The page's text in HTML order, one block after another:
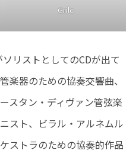
Grilc
リストとしてのCDが出て
楽器のための協奏交響曲、
スタン・ディヴァン管弦楽
スト、ビラル・アルネムル
ストラのための協奏的作品